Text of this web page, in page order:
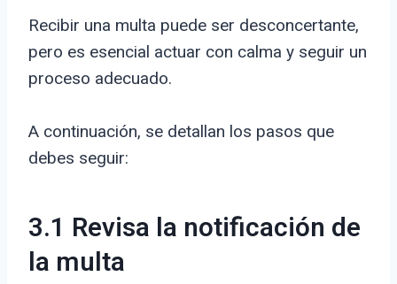
Recibir una multa puede ser desconcertante,
pero es esencial actuar con calma y seguir un
proceso adecuado.
A continuación, se detallan los pasos que
debes seguir:
3.1 Revisa la notificación de
la multa